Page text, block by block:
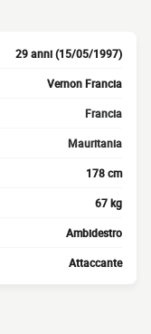
29 anni (15/05/1997)
Vernon Francia
Francia
Mauritania
178 cm
67 kg
Ambidestro
Attaccante